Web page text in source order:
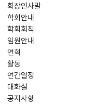
회장인사말
학회안내
학회회칙
임원안내
연혁
활동
연간일정
대화실
공지사항